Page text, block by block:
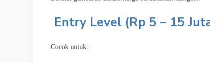
Entry Level (Rp 5 – 15
Cocok untuk: